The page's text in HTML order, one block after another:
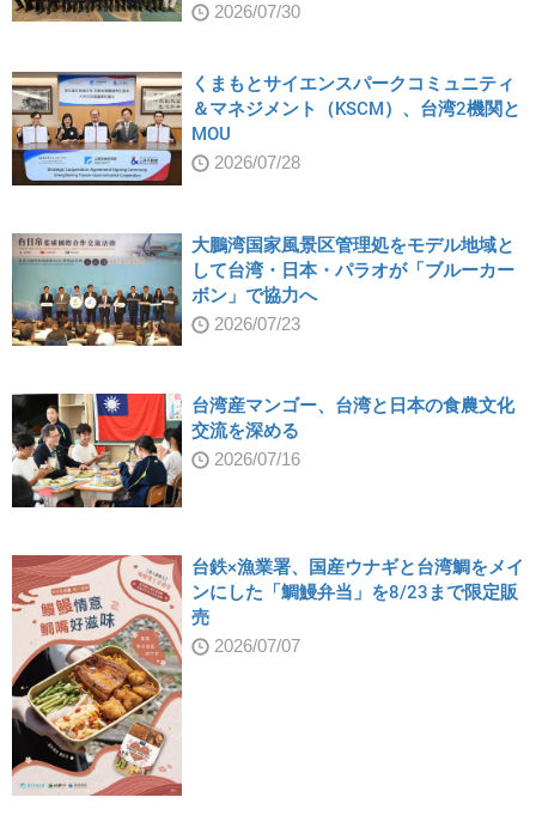
2026/07/30
くまもとサイエンスパークコミュニティ
＆マネジメント（KSCM）、台湾2機関と
MOU
2026/07/28
大鵬湾国家風景区管理処をモデル地域と
して台湾・日本・パラオが「ブルーカー
ボン」で協力へ
2026/07/23
台湾産マンゴー、台湾と日本の食農文化
交流を深める
2026/07/16
台鉄×漁業署、国産ウナギと台湾鯛をメイ
ンにした「鯛鰻弁当」を8/23まで限定販
売
2026/07/07